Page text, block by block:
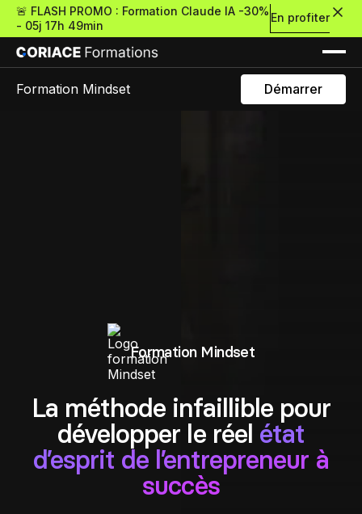
🚨 FLASH PROMO : Formation Claude IA -30%
- 05j 17h 49min
En profiter
Pour découvrir le no-
Nos meilleurs scripts
Composants
Nos meilleurs
L'histoire de Coriace
L'équipe
Devenir affilié(e)
L'agence
Formation Mindset Démarrer
Formation Mindset
La méthode infaillible pour
développer le réel état
d’esprit de l’entrepreneur à
succès